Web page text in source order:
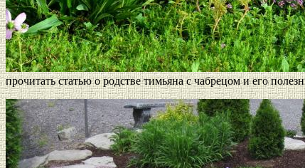
прочитать статью о родстве тимьяна с чабрецом и его